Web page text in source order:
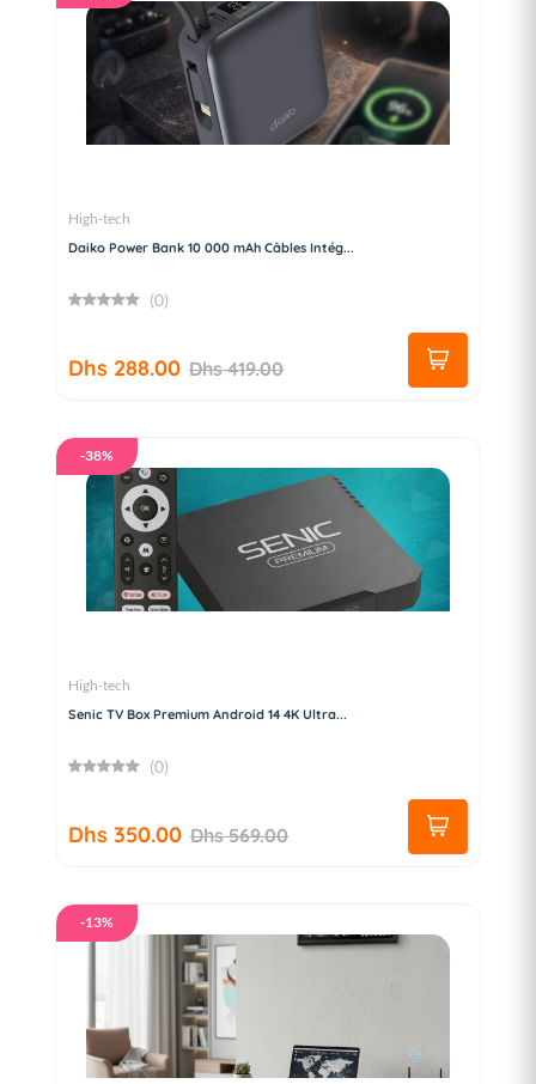
High-tech
Daiko Power Bank 10 000 mAh Câbles Intég...
(0)
Dhs 288.00 Dhs 419.00
-38%
High-tech
Senic TV Box Premium Android 14 4K Ultra...
(0)
Dhs 350.00 Dhs 569.00
-13%